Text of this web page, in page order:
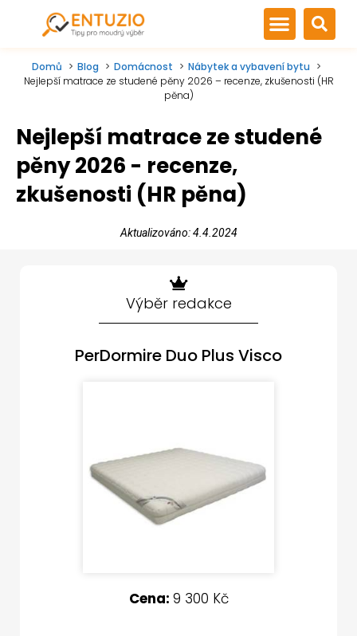
Domů Blog Domácnost
Nábytek a vybavení bytu
Nejlepší matrace ze studené pěny 2026 – recenze, zkušenosti (HR
pěna)
Nejlepší matrace ze studené
pěny 2026 - recenze,
zkušenosti (HR pěna)
Aktualizováno: 4.4.2024
Výběr redakce
PerDormire Duo Plus Visco
Cena: 9 300 Kč